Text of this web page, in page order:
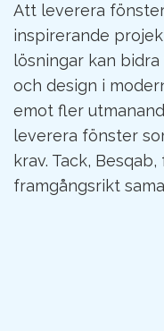
Att leverera
inspirerande
lösningar kan
och design i
emot fler
leverera fönster
krav. Tack,
framgångsrikt